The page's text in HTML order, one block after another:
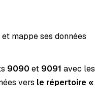
et mappe ses données
9090 et 9091 avec les
vers le répertoire «